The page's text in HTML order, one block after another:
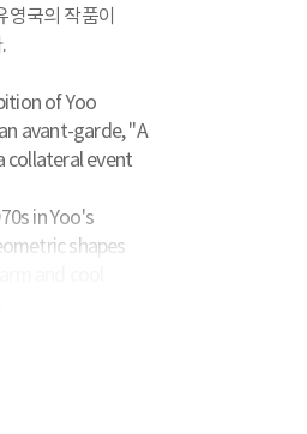
국의 작품이
of Yoo
avant-garde, "A
collateral event
in Yoo's
shapes
features over
in the Western